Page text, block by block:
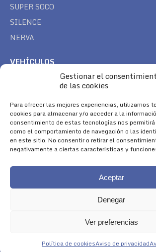
Gestionar el
de las cookies
Para ofrecer las mejores experiencias, utilizamos
cookies para almacenar y/o acceder a la
consentimiento de estas tecnologías nos
como el comportamiento de navegación o las
en este sitio. No consentir o retirar el
negativamente a ciertas características y
Aceptar
Denegar
Ver preferencias
Política de cookiesAviso de privacidad
SUPER SOCO
SILENCE
NERVA
VEHÍCULOS
TREK
SÍGUENOS
Encuéntranos en:
Facebook
page
YouTube
page
Instagram
page
Aviso Legal|Política